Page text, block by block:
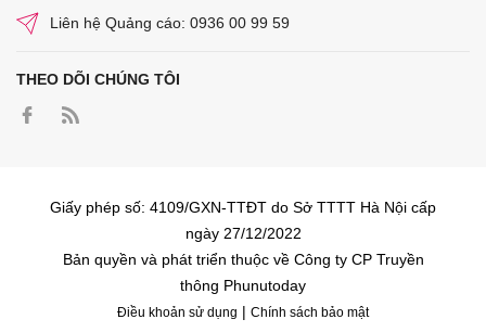
Liên hệ Quảng cáo: 0936 00 99 59
THEO DÕI CHÚNG TÔI
Giấy phép số: 4109/GXN-TTĐT do Sở TTTT Hà Nội cấp
ngày 27/12/2022
Bản quyền và phát triển thuộc về Công ty CP Truyền
thông Phunutoday
Điều khoản sử dụng | Chính sách bảo mật